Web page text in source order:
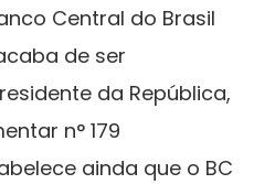
Central do Brasil
de ser
da República,
n° 179
ainda que o BC